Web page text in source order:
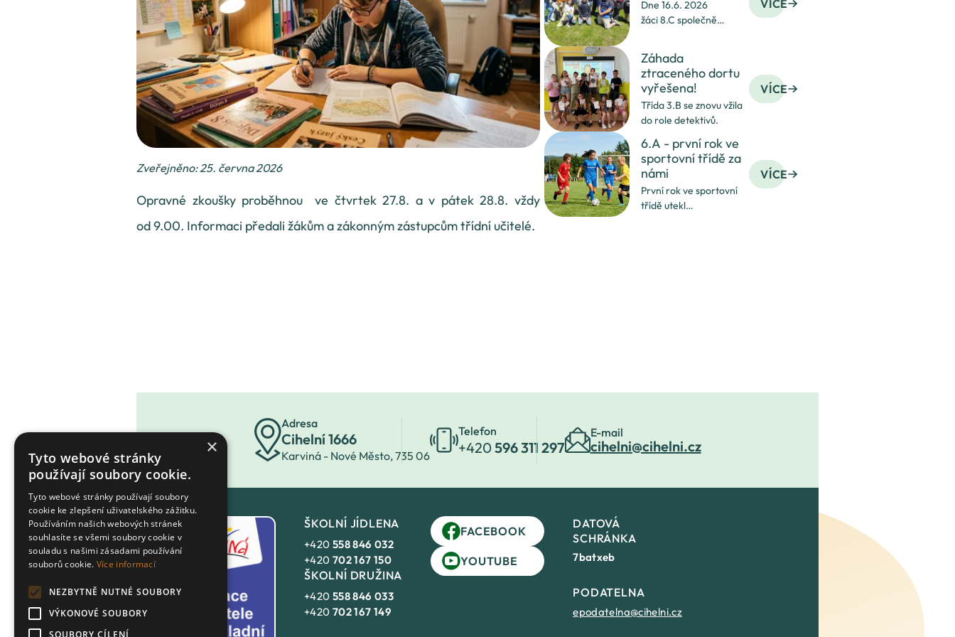
Zveřejněno: 25. června 2026
Opravné zkoušky proběhnou ve čtvrtek 27.8. a v pátek 28.8. vždy
od 9.00. Informaci předali žákům a zákonným zástupcům třídní učitelé.
Dne 16.6. 2026
žáci 8.C společně
VÍCE
Záhada
ztraceného dortu
vyřešena!
Třída 3.B se znovu vžila
do role detektivů.
VÍCE
6.A - první rok ve
sportovní třídě za
námi
První rok ve sportovní
třídě utekl
VÍCE
Adresa
Cihelní 1666
Karviná - Nové Město,735 06
Telefon
+420596 311 297
E-mail
cihelni@cihelni.cz
ŠKOLNÍ JÍDLENA
+420 558 846 032
+420 702 167 150
ŠKOLNÍ DRUŽINA
+420 558 846 033
+420 702 167 149
DATOVÁ
SCHRÁNKA
7batxeb
PODATELNA
epodatelna@cihelni.cz
FACEBOOK
YOUTUBE
×
Tyto webové stránky
používají soubory cookie.
Tyto webové stránky používají soubory
cookie ke zlepšení uživatelského zážitku.
Používáním našich webových stránek
souhlasíte se všemi soubory cookie v
souladu s našimi zásadami používání
souborů cookie. Více informací
NEZBYTNĚ NUTNÉ SOUBORY
VÝKONOVÉ SOUBORY
SOUBORY CÍLENÍ